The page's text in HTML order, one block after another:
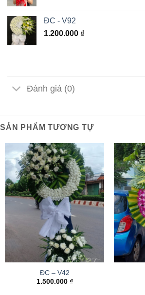
ĐC - V92
1.200.000 ₫
Đánh giá (0)
SẢN PHẨM TƯƠNG TỰ
ĐC – V42
1.500.000 ₫